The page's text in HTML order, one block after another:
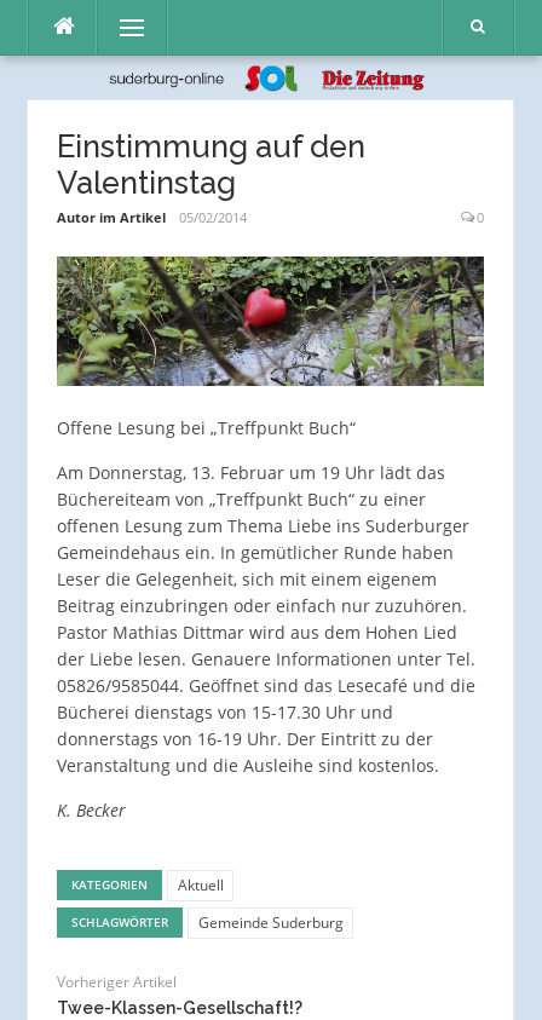
Inhalt
Menü
Einstimmung auf den
Valentinstag
Autor im Artikel 05/02/2014 0
Offene Lesung bei „Treffpunkt Buch“
Am Donnerstag, 13. Februar um 19 Uhr lädt das
Büchereiteam von „Treffpunkt Buch“ zu einer
offenen Lesung zum Thema Liebe ins Suderburger
Gemeindehaus ein. In gemütlicher Runde haben
Leser die Gelegenheit, sich mit einem eigenem
Beitrag einzubringen oder einfach nur zuzuhören.
Pastor Mathias Dittmar wird aus dem Hohen Lied
der Liebe lesen. Genauere Informationen unter Tel.
05826/9585044. Geöffnet sind das Lesecafé und die
Bücherei dienstags von 15-17.30 Uhr und
donnerstags von 16-19 Uhr. Der Eintritt zu der
Veranstaltung und die Ausleihe sind kostenlos.
K. Becker
KATEGORIEN Aktuell
SCHLAGWÖRTER Gemeinde Suderburg
Vorheriger Artikel
Twee-Klassen-Gesellschaft!?